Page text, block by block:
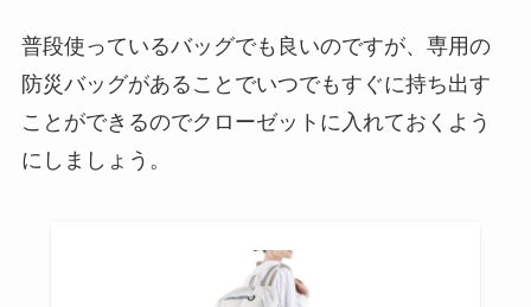
普段使っているバッグでも良いのですが、専用の
防災バッグがあることでいつでもすぐに持ち出す
ことができるのでクローゼットに入れておくよう
にしましょう。